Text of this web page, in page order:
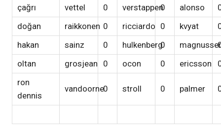
çağrı
vettel 0 verstappen0 alonso
doğan
raikkonen 0 ricciardo 0 kvyat
hakan
sainz 0 hulkenberg0
oltan
grosjean 0 ocon 0 ericsson
ron
dennis
vandoorne0 stroll 0 palmer